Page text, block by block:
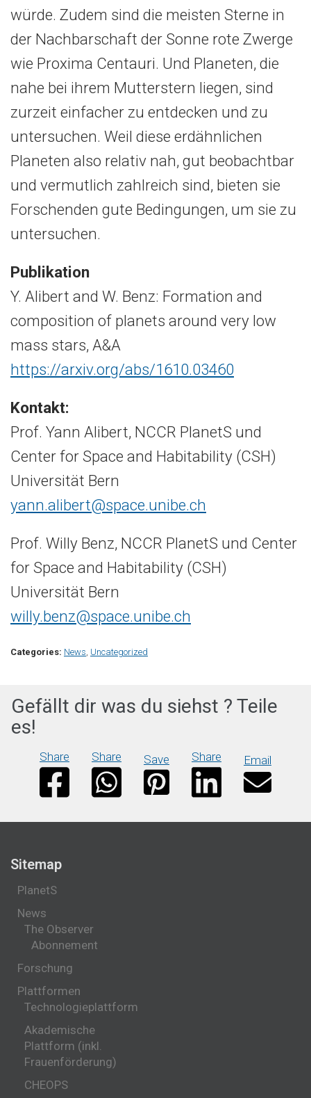
würde. Zudem sind die meisten Sterne in
der Nachbarschaft der Sonne rote Zwerge
wie Proxima Centauri. Und Planeten, die
nahe bei ihrem Mutterstern liegen, sind
zurzeit einfacher zu entdecken und zu
untersuchen. Weil diese erdähnlichen
Planeten also relativ nah, gut beobachtbar
und vermutlich zahlreich sind, bieten sie
Forschenden gute Bedingungen, um sie zu
untersuchen.
Publikation
Y. Alibert and W. Benz: Formation and
composition of planets around very low
mass stars, A&A
https://arxiv.org/abs/1610.03460
Kontakt:
Prof. Yann Alibert, NCCR PlanetS und
Center for Space and Habitability (CSH)
Universität Bern
yann.alibert@space.unibe.ch
Prof. Willy Benz, NCCR PlanetS und Center
for Space and Habitability (CSH)
Universität Bern
willy.benz@space.unibe.ch
Categories: News, Uncategorized
Gefällt dir was du siehst ? Teile
es!
Share Share Save Share Email
Sitemap
PlanetS
News
The Observer
Abonnement
Forschung
Plattformen
Technologieplattform
Akademische
Plattform (inkl.
Frauenförderung)
CHEOPS